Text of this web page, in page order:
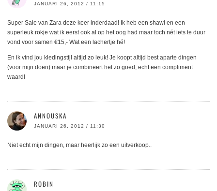
JANUARI 26, 2012 / 11:15
Super Sale van Zara deze keer inderdaad! Ik heb een shawl en een
superleuk rokje wat ik eerst ook al op het oog had maar toch nét iets te duur
vond voor samen €15,- Wat een lachertje hé!
En ik vind jou kledingstijl altijd zo leuk! Je koopt altijd best aparte dingen
(voor mijn doen) maar je combineert het zo goed, echt een compliment
waard!
ANNOUSKA
JANUARI 26, 2012 / 11:30
Niet echt mijn dingen, maar heerlijk zo een uitverkoop..
ROBIN